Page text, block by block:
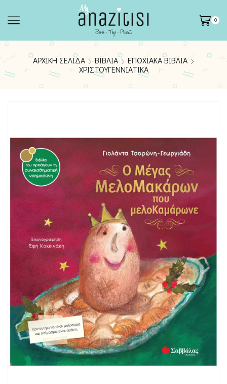
0
ΑΡΧΙΚΉ ΣΕΛΊΔΑ ΒΙΒΛΊΑ
ΕΠΟΧΙΑΚΆ ΒΙΒΛΊΑ
ΧΡΙΣΤΟΥΓΕΝΝΙΆΤΙΚΑ